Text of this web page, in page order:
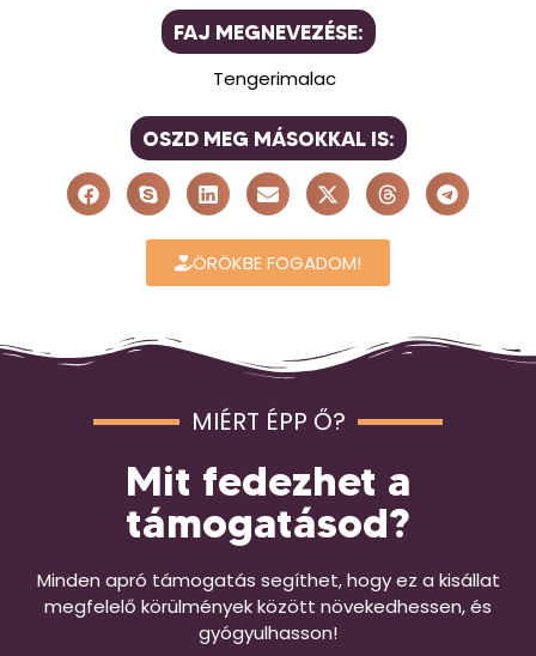
FAJ MEGNEVEZÉSE:
Tengerimalac
OSZD MEG MÁSOKKAL IS:
ÖRÖKBE FOGADOM!
MIÉRT ÉPP Ő?
Mit fedezhet a
támogatásod?
Minden apró támogatás segíthet, hogy ez a kisállat
megfelelő körülmények között növekedhessen, és
gyógyulhasson!